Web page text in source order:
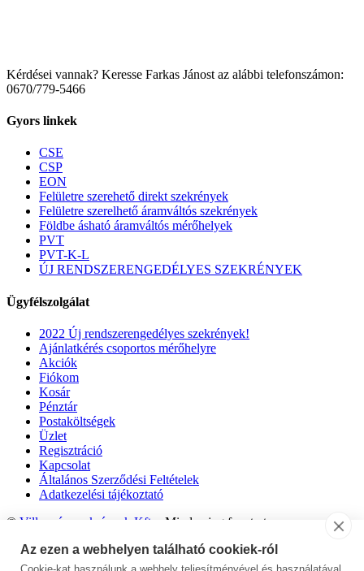
Kérdései vannak? Keresse Farkas Jánost az alábbi telefonszámon:
0670/779-5466
Gyors linkek
CSE
CSP
EON
Felületre szerehető direkt szekrények
Felületre szerelhető áramváltós szekrények
Földbe ásható áramváltós mérőhelyek
PVT
PVT-K-L
ÚJ RENDSZERENGEDÉLYES SZEKRÉNYEK
Ügyfélszolgálat
2022 Új rendszerengedélyes szekrények!
Ajánlatkérés csoportos mérőhelyre
Akciók
Fiókom
Kosár
Pénztár
Postaköltségek
Üzlet
Regisztráció
Kapcsolat
Általános Szerződési Feltételek
Adatkezelési tájékoztató
© Villanyóraszekrények Kft. - Minden jog fenntartva.
Az ezen a webhelyen található cookiek-ról